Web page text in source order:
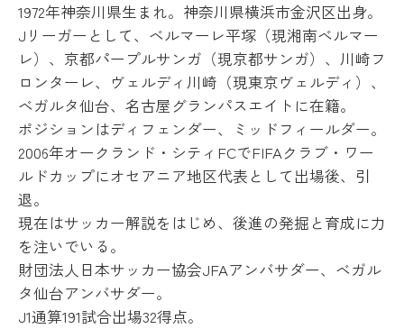
1972年神奈川県生まれ。神奈川県横浜市金沢区出身。
Jリーガーとして、ベルマーレ平塚（現湘南ベルマー
レ）、京都パープルサンガ（現京都サンガ）、川崎フ
ロンターレ、ヴェルディ川崎（現東京ヴェルディ）、
ベガルタ仙台、名古屋グランパスエイトに在籍。
ポジションはディフェンダー、ミッドフィールダー。
2006年オークランド・シティFCでFIFAクラブ・ワー
ルドカップにオセアニア地区代表として出場後、引
退。
現在はサッカー解説をはじめ、後進の発掘と育成に力
を注いでいる。
財団法人日本サッカー協会JFAアンバサダー、ベガル
タ仙台アンバサダー。
J1通算191試合出場32得点。